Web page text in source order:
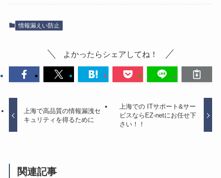
情報漏えい防止
よかったらシェアしてね！
上海で高品質の情報漏洩セ
キュリティを得るために
上海での ITサポート&サー
ビスならEZ-netにお任せ下
さい！！
関連記事